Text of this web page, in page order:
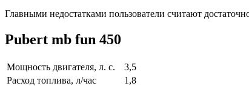
Главными недостатками пользователи считают
Pubert mb fun 450
Мощность двигателя, л. с.
3,5
Расход топлива, л/час
1,8